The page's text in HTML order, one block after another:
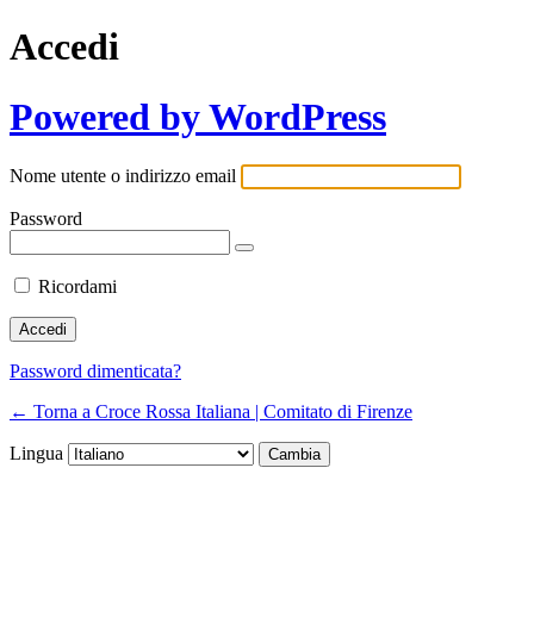
Accedi
Powered by WordPress
Nome utente o indirizzo email
Password
Ricordami
Password dimenticata?
← Torna a Croce Rossa Italiana | Comitato di Firenze
Lingua